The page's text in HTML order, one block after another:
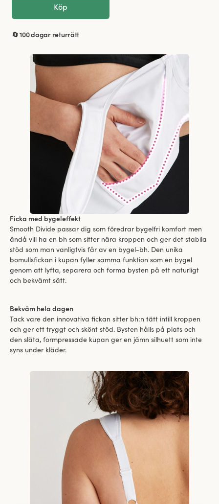
Köp
🔄 100 dagar returrätt
Ficka med bygeleffekt
Smooth Divide passar dig som föredrar bygelfri komfort men
ändå vill ha en bh som sitter nära kroppen och ger det stabila
stöd som man vanligtvis får av en bygel-bh. Den unika
bomullsfickan i kupan fyller samma funktion som en bygel
genom att lyfta, separera och forma bysten på ett naturligt
och bekvämt sätt.
Bekväm hela dagen
Tack vare den innovativa fickan sitter bh:n tätt intill kroppen
och ger ett tryggt och skönt stöd. Bysten hålls på plats och
den släta, formpressade kupan ger en jämn silhuett som inte
syns under kläder.